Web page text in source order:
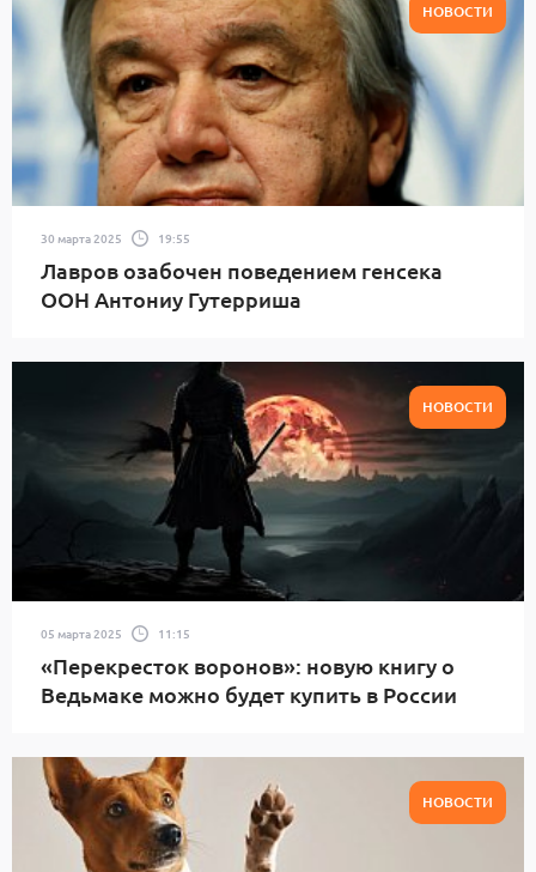
НОВОСТИ
30 марта 2025 19:55
Лавров озабочен поведением генсека
ООН Антониу Гутерриша
НОВОСТИ
05 марта 2025 11:15
«Перекресток воронов»: новую книгу о
Ведьмаке можно будет купить в России
НОВОСТИ